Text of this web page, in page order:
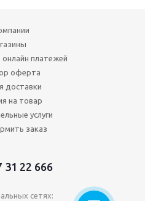
онлайн платежей
оферта
доставки
на товар
услуги
заказ
31 22 666
сетях: